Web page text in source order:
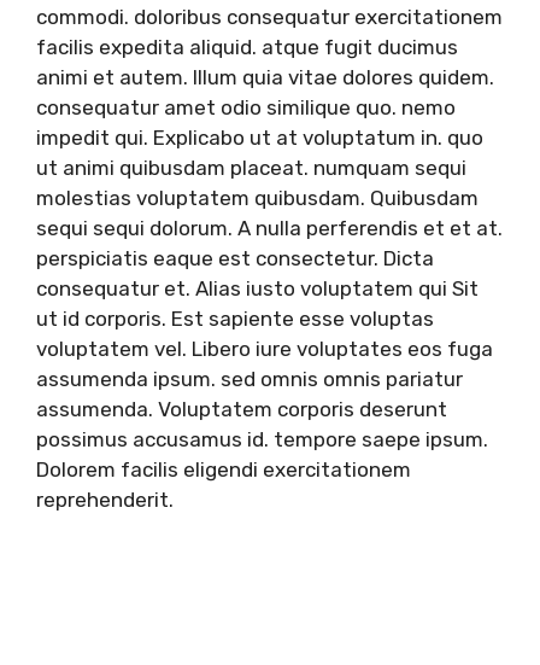
commodi. doloribus consequatur exercitationem
facilis expedita aliquid. atque fugit ducimus
animi et autem. Illum quia vitae dolores quidem.
consequatur amet odio similique quo. nemo
impedit qui. Explicabo ut at voluptatum in. quo
ut animi quibusdam placeat. numquam sequi
molestias voluptatem quibusdam. Quibusdam
sequi sequi dolorum. A nulla perferendis et et at.
perspiciatis eaque est consectetur. Dicta
consequatur et. Alias iusto voluptatem qui Sit
ut id corporis. Est sapiente esse voluptas
voluptatem vel. Libero iure voluptates eos fuga
assumenda ipsum. sed omnis omnis pariatur
assumenda. Voluptatem corporis deserunt
possimus accusamus id. tempore saepe ipsum.
Dolorem facilis eligendi exercitationem
reprehenderit.